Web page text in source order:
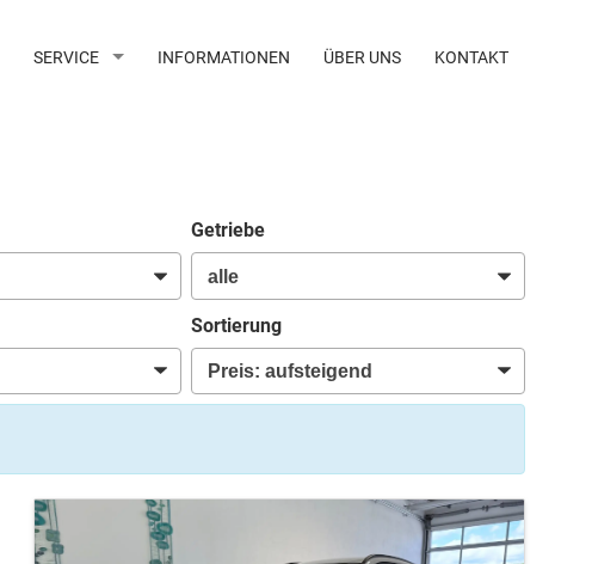
SERVICE INFORMATIONEN ÜBER UNS KONTAKT
Getriebe
Sortierung